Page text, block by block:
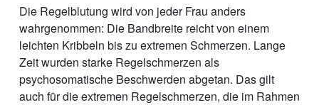
Die Regelblutung wird von jeder Frau anders
wahrgenommen: Die Bandbreite reicht von einem
leichten Kribbeln bis zu extremen Schmerzen. Lange
Zeit wurden starke Regelschmerzen als
psychosomatische Beschwerden abgetan. Das gilt
auch für die extremen Regelschmerzen, die im Rahmen